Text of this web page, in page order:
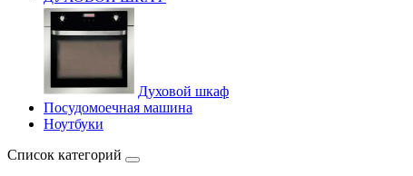
Духовой шкаф
Посудомоечная машина
Ноутбуки
Список категорий